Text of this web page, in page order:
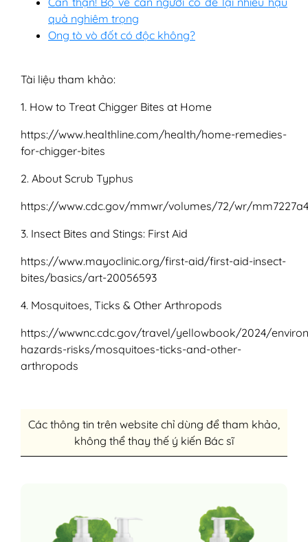
quả nghiêm trọng
Ong tò vò đốt có độc không?
Tài liệu tham khảo:
1. How to Treat Chigger Bites at Home
https://www.healthline.com/health/home-remedies-
for-chigger-bites
2. About Scrub Typhus
https://www.cdc.gov/mmwr/volumes/72/wr/
3. Insect Bites and Stings: First Aid
https://www.mayoclinic.org/first-aid/first-aid-insect-
bites/basics/art-20056593
4. Mosquitoes, Ticks & Other Arthropods
https://wwwnc.cdc.gov/travel/yellowbook/2024/
hazards-risks/mosquitoes-ticks-and-other-
arthropods
Các thông tin trên website chỉ dùng để tham khảo,
không thể thay thế ý kiến Bác sĩ